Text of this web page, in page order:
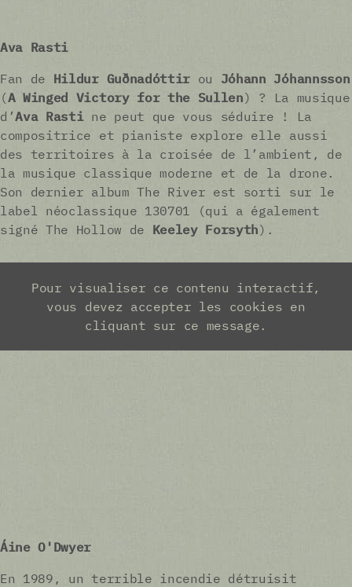
Ava Rasti
Fan de Hildur Guðnadóttir ou Jóhann Jóhannsson
(A Winged Victory for the Sullen) ? La musique
d’Ava Rastine peut que vous séduire ! La
compositrice et pianiste explore elle aussi
des territoires à la croisée de l’ambient, de
la musique classique moderne et de la drone.
Son dernier album The River est sorti sur le
label néoclassique 130701 (qui a également
signé The Hollow de Keeley Forsyth).
Áine O'Dwyer
En 1989, un terrible incendie détruisit